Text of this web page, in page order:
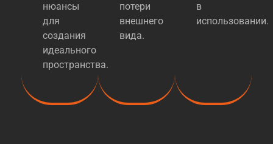
нюансы
для
создания
идеального
пространства.
потери
внешнего
вида.
в
использовании.